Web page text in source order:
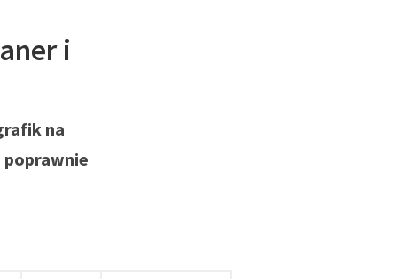
i
na
poprawnie